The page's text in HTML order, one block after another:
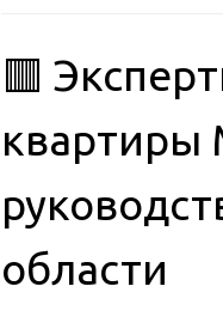
🟥
квартиры
области